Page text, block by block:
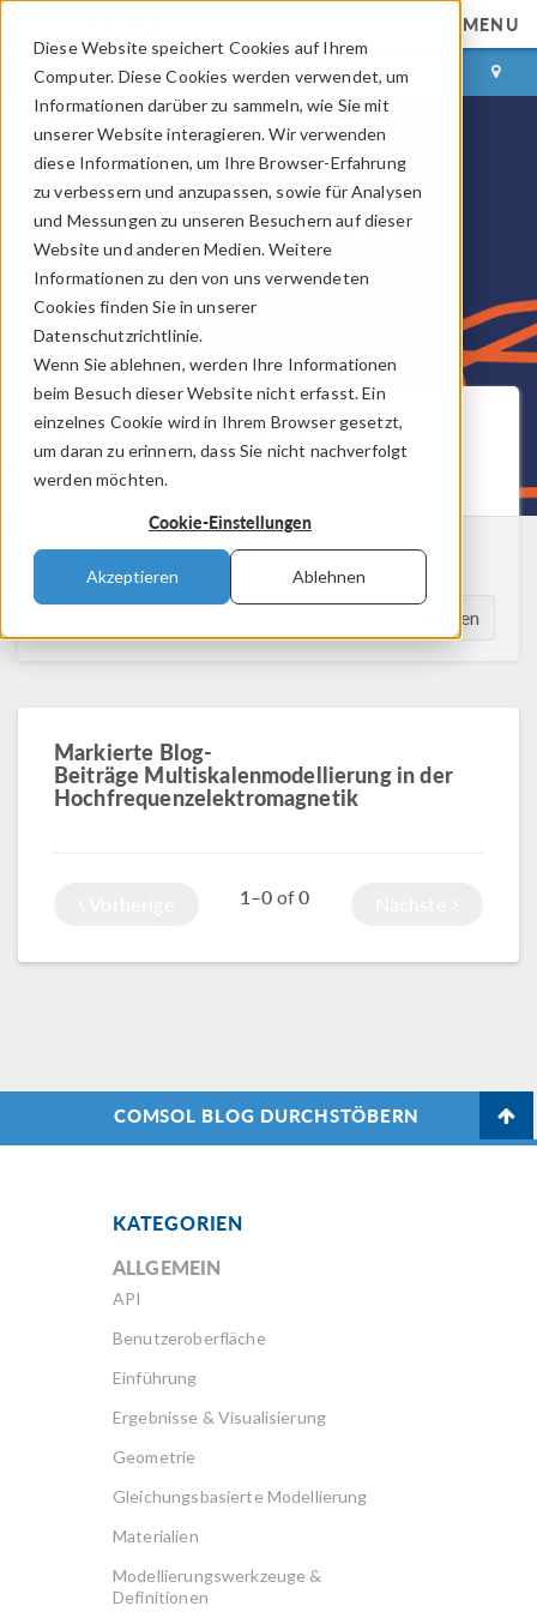
Diese Website speichert Cookies auf Ihrem
Computer. Diese Cookies werden verwendet, um
Informationen darüber zu sammeln, wie Sie mit
unserer Website interagieren. Wir verwenden
diese Informationen, um Ihre Browser-Erfahrung
zu verbessern und anzupassen, sowie für Analysen
und Messungen zu unseren Besuchern auf dieser
Website und anderen Medien. Weitere
Informationen zu den von uns verwendeten
Cookies finden Sie in unserer
Datenschutzrichtlinie.
Wenn Sie ablehnen, werden Ihre Informationen
beim Besuch dieser Website nicht erfasst. Ein
einzelnes Cookie wird in Ihrem Browser gesetzt,
um daran zu erinnern, dass Sie nicht nachverfolgt
werden möchten.
Cookie-Einstellungen
Akzeptieren Ablehnen
MENU
ANMELDEN KONTAKT
COMSOL Blog
Neue Beiträge per E-Mail erhalten
Suchen
Markierte Blog-
Beiträge Multiskalenmodellierung in der
Hochfrequenzelektromagnetik
1–0 of0
COMSOL BLOG DURCHSTÖBERN
KATEGORIEN
ALLGEMEIN
API
Benutzeroberfläche
Einführung
Ergebnisse & Visualisierung
Geometrie
Gleichungsbasierte Modellierung
Materialien
Modellierungswerkzeuge &
Definitionen